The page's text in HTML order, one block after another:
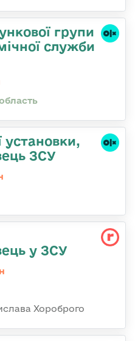
групи
служби
установки,
ЗСУ
у ЗСУ
Хороброго